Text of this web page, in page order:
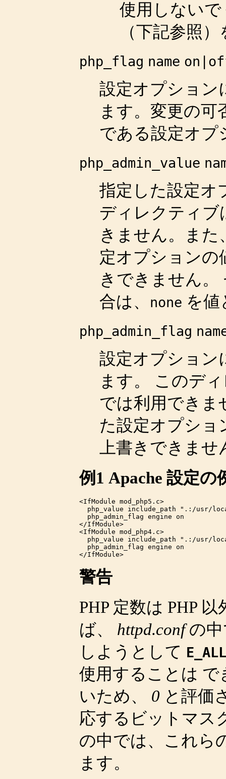
使用しない
（下記参照
php_flag name
設定オプション
ます。変更の可
である設定オプ
php_admin_value
指定した設定オ
ディレクティブ
きません。また
定オプションの
きできません
合は、
none を値
php_admin_flag
設定オプション
ます。 このデ
では利用できま
た設定オプショ
上書きできませ
例1 Apache 設定の
<IfModule mod_php5.c>
php_value include_path ".:/usr/
  php_admin_flag engine on
</IfModule>
<IfModule mod_php4.c>
php_value include_path ".:/usr/
  php_admin_flag engine on
</IfModule>
警告
PHP 定数は PHP
ば、 httpd.confの
しようとして E_ALL
使用することは
いため、 0 と評価
応するビットマス
の中では、これら
ます。